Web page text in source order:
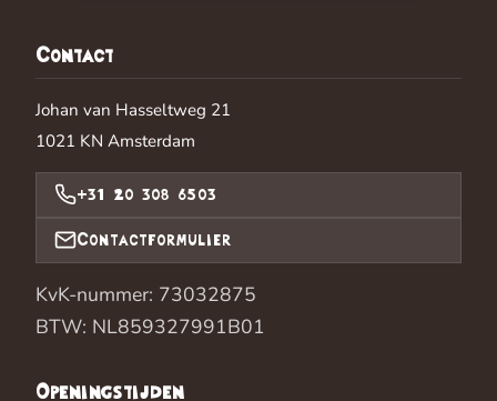
Contact
Johan van Hasseltweg 21
1021 KN Amsterdam
+31 20 308 6503
Contactformulier
KvK-nummer: 73032875
BTW: NL859327991B01
Openingstijden